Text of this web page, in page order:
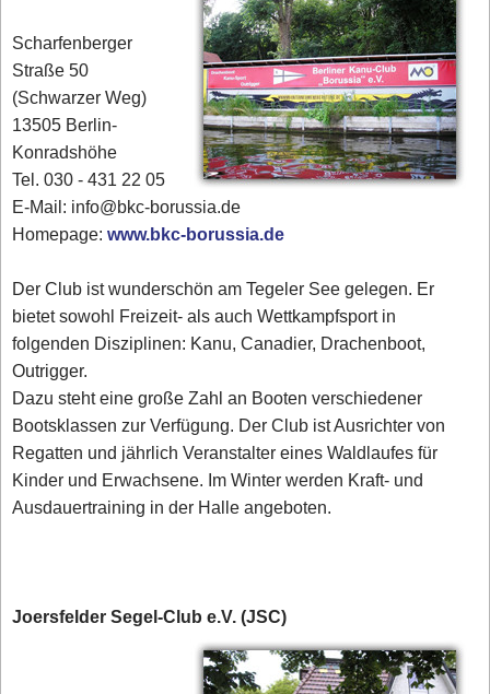
Scharfenberger
Straße 50
(Schwarzer Weg)
13505 Berlin-
Konradshöhe
Tel. 030 - 431 22 05
E-Mail: info@bkc-borussia.de
Homepage:www.bkc-borussia.de
Der Club ist wunderschön am Tegeler See gelegen. Er
bietet sowohl Freizeit- als auch Wettkampfsport in
folgenden Disziplinen: Kanu, Canadier, Drachenboot,
Outrigger.
Dazu steht eine große Zahl an Booten verschiedener
Bootsklassen zur Verfügung. Der Club ist Ausrichter von
Regatten und jährlich Veranstalter eines Waldlaufes für
Kinder und Erwachsene. Im Winter werden Kraft- und
Ausdauertraining in der Halle angeboten.
Joersfelder Segel-Club e.V. (JSC)